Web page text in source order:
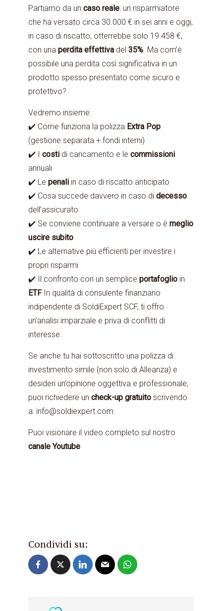
Partiamo da un caso reale: un risparmiatore
che ha versato circa 30.000 € in sei anni e oggi,
in caso di riscatto, otterrebbe solo 19.458 €,
con una perdita effettiva del 35%. Ma com’è
possibile una perdita così significativa in un
prodotto spesso presentato come sicuro e
protettivo?
Vedremo insieme:
✔️ Come funziona la polizza Extra Pop
(gestione separata + fondi interni)
✔️ I costi di caricamento e le commissioni
annuali
✔️ Le penali in caso di riscatto anticipato
✔️ Cosa succede davvero in caso di decesso
dell’assicurato
✔️ Se conviene continuare a versare o è meglio
uscire subito
✔️ Le alternative più efficienti per investire i
propri risparmi
✔️ Il confronto con un semplice portafoglio in
ETFIn qualità di consulente finanziario
indipendente di SoldiExpert SCF, ti offro
un’analisi imparziale e priva di conflitti di
interesse.
Se anche tu hai sottoscritto una polizza di
investimento simile (non solo di Alleanza) e
desideri un’opinione oggettiva e professionale,
puoi richiedere un check-up gratuito scrivendo
a: info@soldiexpert.com
Puoi visionare il video completo sul nostro
canale Youtube
Condividi su: